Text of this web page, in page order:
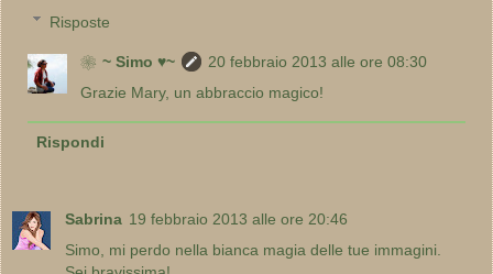
Risposte
❀~ Simo ♥~
20 febbraio 2013 alle ore 08:30
Grazie Mary, un abbraccio magico!
Rispondi
Sabrina 19 febbraio 2013 alle ore 20:46
Simo, mi perdo nella bianca magia delle tue immagini.